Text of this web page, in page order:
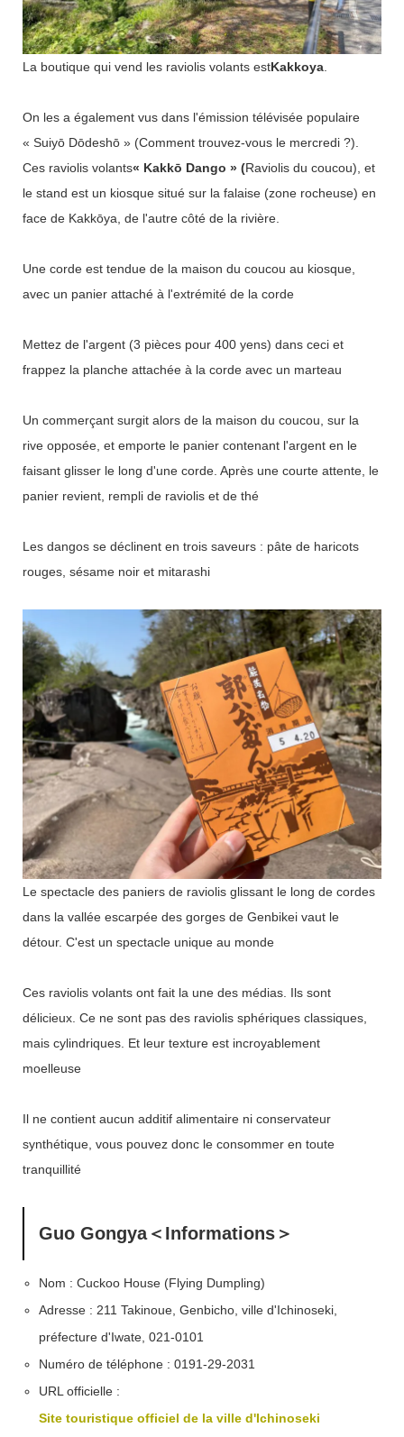
La boutique qui vend les raviolis volants estKakkoya.
On les a également vus dans l'émission télévisée populaire
« Suiyō Dōdeshō » (Comment trouvez-vous le mercredi ?).
Ces raviolis volants« Kakkō Dango » (Raviolis du coucou), et
le stand est un kiosque situé sur la falaise (zone rocheuse) en
face de Kakkōya, de l'autre côté de la rivière.
Une corde est tendue de la maison du coucou au kiosque,
avec un panier attaché à l'extrémité de la corde
Mettez de l'argent (3 pièces pour 400 yens) dans ceci et
frappez la planche attachée à la corde avec un marteau
Un commerçant surgit alors de la maison du coucou, sur la
rive opposée, et emporte le panier contenant l'argent en le
faisant glisser le long d'une corde. Après une courte attente, le
panier revient, rempli de raviolis et de thé
Les dangos se déclinent en trois saveurs : pâte de haricots
rouges, sésame noir et mitarashi
Le spectacle des paniers de raviolis glissant le long de cordes
dans la vallée escarpée des gorges de Genbikei vaut le
détour. C'est un spectacle unique au monde
Ces raviolis volants ont fait la une des médias. Ils sont
délicieux. Ce ne sont pas des raviolis sphériques classiques,
mais cylindriques. Et leur texture est incroyablement
moelleuse
Il ne contient aucun additif alimentaire ni conservateur
synthétique, vous pouvez donc le consommer en toute
tranquillité
Guo Gongya＜Informations＞
Nom : Cuckoo House (Flying Dumpling)
Adresse : 211 Takinoue, Genbicho, ville d'Ichinoseki,
préfecture d'Iwate, 021-0101
Numéro de téléphone : 0191-29-2031
URL officielle :
Site touristique officiel de la ville d'Ichinoseki